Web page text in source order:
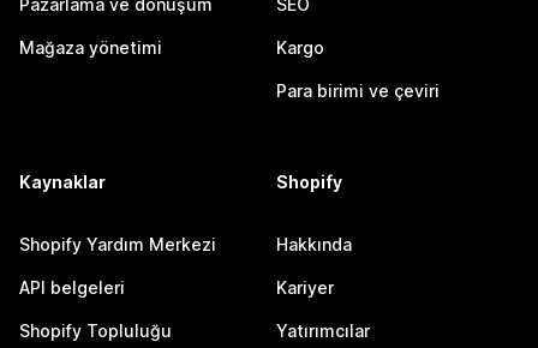
Pazarlama ve dönüşüm
Mağaza yönetimi
SEO
Kargo
Para birimi ve çeviri
Kaynaklar
Shopify Yardım Merkezi
API belgeleri
Shopify Topluluğu
Shopify
Hakkında
Kariyer
Yatırımcılar